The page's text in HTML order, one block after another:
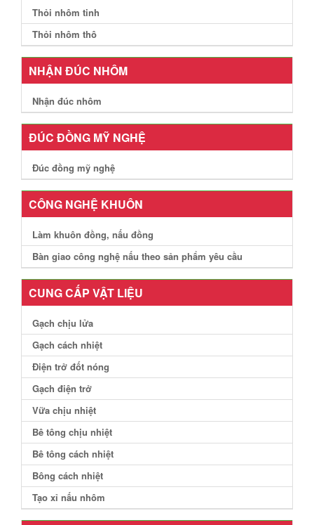
Thỏi nhôm tinh
Thỏi nhôm thô
NHẬN ĐÚC NHÔM
Nhận đúc nhôm
ĐÚC ĐỒNG MỸ NGHỆ
Đúc đồng mỹ nghệ
CÔNG NGHỆ KHUÔN
Làm khuôn đồng, nấu đồng
Bàn giao công nghệ nấu theo sản phẩm yêu cầu
CUNG CẤP VẬT LIỆU
Gạch chịu lửa
Gạch cách nhiệt
Điện trở đốt nóng
Gạch điện trở
Vữa chịu nhiệt
Bê tông chịu nhiệt
Bê tông cách nhiệt
Bông cách nhiệt
Tạo xỉ nấu nhôm